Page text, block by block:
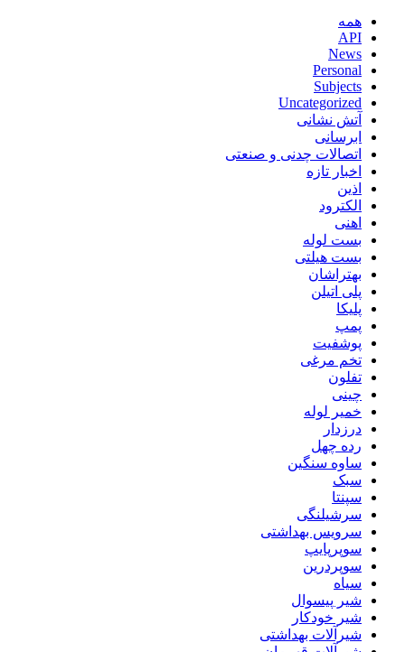
همه
API
News
Personal
Subjects
Uncategorized
آتش نشانی
ابرسانی
اتصالات چدنی و صنعتی
اخبار تازه
اذین
الکترود
اهنی
بست لوله
بست هیلتی
بهتراشان
پلی اتیلن
پلیکا
پمپ
پوشفیت
تخم مرغی
تفلون
چینی
خمیر لوله
درزدار
رده چهل
ساوه سنگین
سبک
سپنتا
سرشیلنگی
سرویس بهداشتی
سوپرپایپ
سوپردرین
سیاه
شیر پیسوال
شیر خودکار
شیرآلات بهداشتی